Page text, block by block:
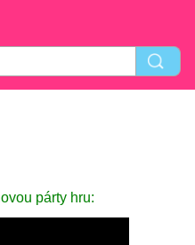
párty hru: